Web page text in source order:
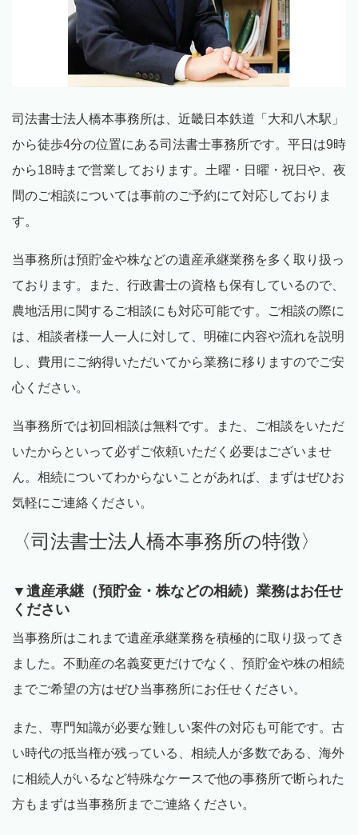
司法書士法人橋本事務所は、近畿日本鉄道「大和八木駅」
から徒歩4分の位置にある司法書士事務所です。平日は9時
から18時まで営業しております。土曜・日曜・祝日や、夜
間のご相談については事前のご予約にて対応しておりま
す。
当事務所は預貯金や株などの遺産承継業務を多く取り扱っ
ております。また、行政書士の資格も保有しているので、
農地活用に関するご相談にも対応可能です。ご相談の際に
は、相談者様一人一人に対して、明確に内容や流れを説明
し、費用にご納得いただいてから業務に移りますのでご安
心ください。
当事務所では初回相談は無料です。また、ご相談をいただ
いたからといって必ずご依頼いただく必要はございませ
ん。相続についてわからないことがあれば、まずはぜひお
気軽にご連絡ください。
〈司法書士法人橋本事務所の特徴〉
▼遺産承継（預貯金・株などの相続）業務はお任せ
ください
当事務所はこれまで遺産承継業務を積極的に取り扱ってき
ました。不動産の名義変更だけでなく、預貯金や株の相続
までご希望の方はぜひ当事務所にお任せください。
また、専門知識が必要な難しい案件の対応も可能です。古
い時代の抵当権が残っている、相続人が多数である、海外
に相続人がいるなど特殊なケースで他の事務所で断られた
方もまずは当事務所までご連絡ください。